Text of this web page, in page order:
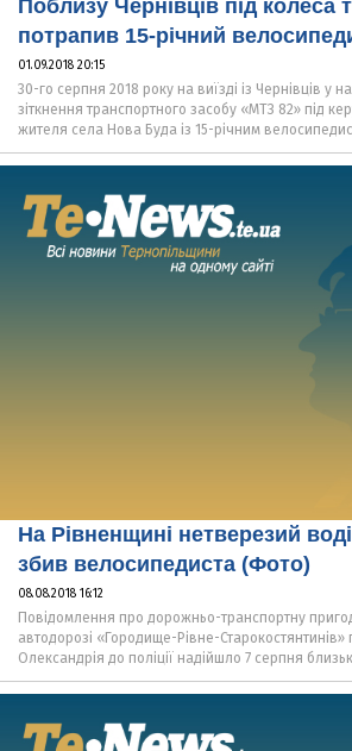
Поблизу Чернівців під колеса
потрапив 15-річний
01.09.2018 20:15
30-го серпня 2018 року на виїзді із Чернівців у
зіткнення транспортного засобу «МТЗ 82» під
жителя села Нова Буда із 15-річним
На Рівненщині нетверезий
збив велосипедиста (Фото)
08.08.2018 16:12
Повідомлення про дорожньо-транспортну
автодорозі «Городище-Рівне-
Олександрія до поліції надійшло 7 серпня